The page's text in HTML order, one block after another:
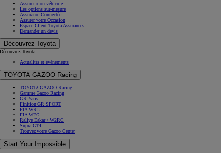
Assurer mon véhicule
Les options sur-mesure
Assurance Connectée
Assurer votre Occasion
Espace Client Toyota Assurances
Demander un devis
Découvrez Toyota
Découvrez Toyota
Actualités et évènements
TOYOTA GAZOO Racing
TOYOTA GAZOO Racing
Gamme Gazoo Racing
GR Yaris
Finition GR SPORT
FIA WRC
FIA WEC
Rallye Dakar / W2RC
Supra GT4
Trouvez votre Gazoo Center
Start Your Impossible